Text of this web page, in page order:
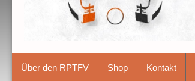
Über den RPTFV Shop Kontakt